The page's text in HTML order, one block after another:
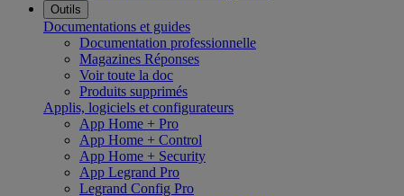
Outils
Documentations et guides
Documentation professionnelle
Magazines Réponses
Voir toute la doc
Produits supprimés
Applis, logiciels et configurateurs
App Home + Pro
App Home + Control
App Home + Security
App Legrand Pro
Legrand Config Pro